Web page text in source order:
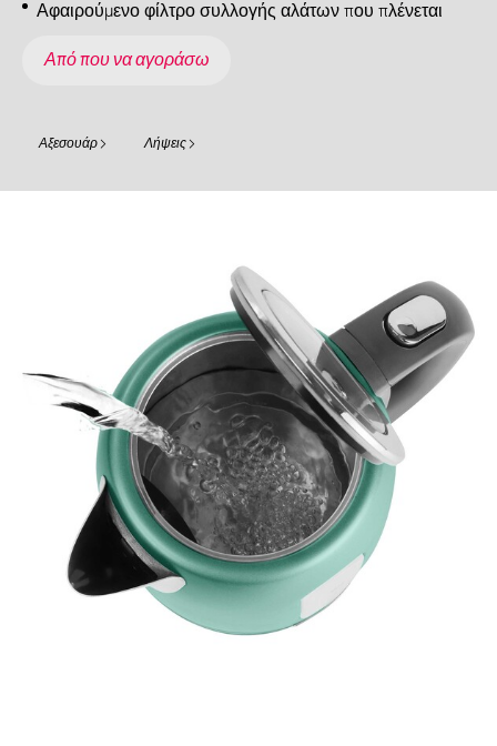
Αφαιρούμενο φίλτρο συλλογής αλάτων που πλένεται
Από που να αγοράσω
Αξεσουάρ Λήψεις